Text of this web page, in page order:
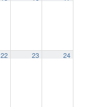
22 23 24